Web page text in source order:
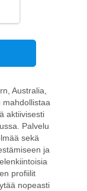
Australia,
mahdollistaa
aktiivisesti
Palvelu
sekä
ja
profiilit
nopeasti